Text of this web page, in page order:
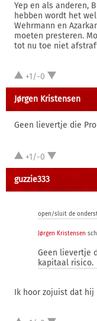
Yep en als anderen,
hebben wordt het
Wehrmann en
moeten presteren.
tot nu toe niet
+1/-0
Jørgen Kristensen
Geen lievertje die
+1/-0
guzzie333
open/sluit de
Jørgen Kristensen
Geen lievertje
kapitaal risico.
Ik hoor zojuist dat hij